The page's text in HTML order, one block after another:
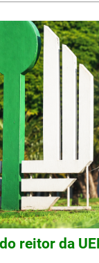
reitor da